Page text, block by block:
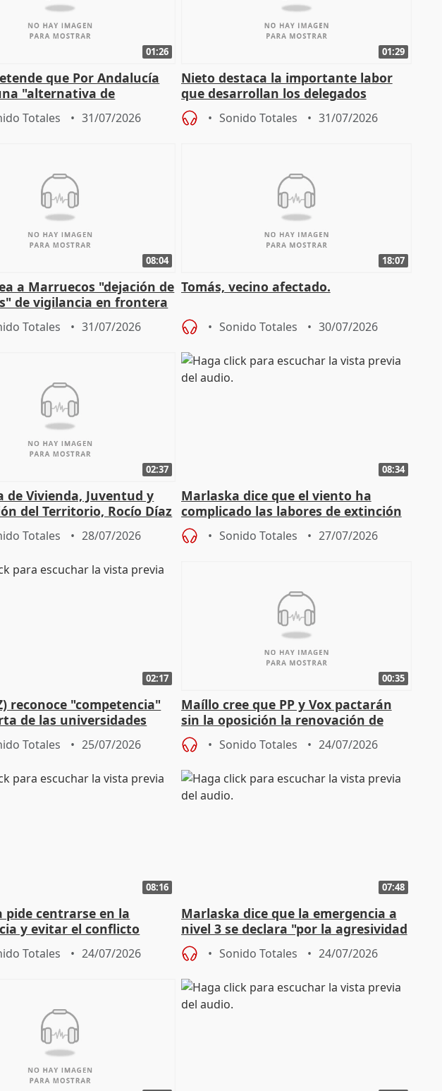
01:26
que Por Andalucía
"alternativa de
con su labor de oposición
Totales 31/07/2026
01:29
Nieto destaca la importante labor
que desarrollan los delegados
territoriales de la Junta
Sonido Totales 31/07/2026
08:04
a Marruecos "dejación de
de vigilancia en frontera
Totales 31/07/2026
18:07
Tomás, vecino afectado.
Sonido Totales 30/07/2026
02:37
de Vivienda, Juventud y
del Territorio, Rocío Díaz
Totales 28/07/2026
08:34
Marlaska dice que el viento ha
complicado las labores de extinción
durante la madrugada
Sonido Totales 27/07/2026
02:17
reconoce "competencia"
de las universidades
Totales 25/07/2026
00:35
Maíllo cree que PP y Vox pactarán
sin la oposición la renovación de
órganos como el Defensor
Sonido Totales 24/07/2026
08:16
pide centrarse en la
y evitar el conflicto
Totales 24/07/2026
07:48
Marlaska dice que la emergencia a
nivel 3 se declara "por la agresividad
de los incendios"
Sonido Totales 24/07/2026